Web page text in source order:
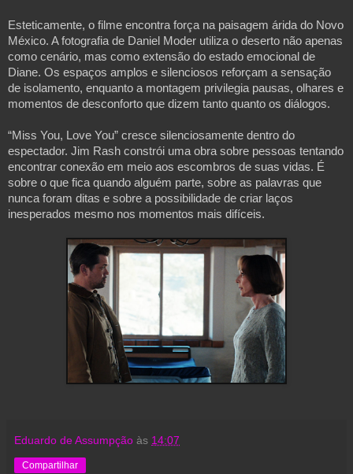
Esteticamente, o filme encontra força na paisagem árida do Novo
México. A fotografia de Daniel Moder utiliza o deserto não apenas
como cenário, mas como extensão do estado emocional de
Diane. Os espaços amplos e silenciosos reforçam a sensação
de isolamento, enquanto a montagem privilegia pausas, olhares e
momentos de desconforto que dizem tanto quanto os diálogos.
“Miss You, Love You” cresce silenciosamente dentro do
espectador. Jim Rash constrói uma obra sobre pessoas tentando
encontrar conexão em meio aos escombros de suas vidas. É
sobre o que fica quando alguém parte, sobre as palavras que
nunca foram ditas e sobre a possibilidade de criar laços
inesperados mesmo nos momentos mais difíceis.
Eduardo de Assumpção às 14:07
Compartilhar